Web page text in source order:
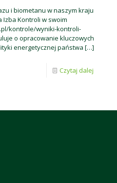
i biometanu w naszym kraju
Kontroli w swoim
kontrole/wyniki-kontroli-
o opracowanie kluczowych
energetycznej państwa […]
Czytaj dalej